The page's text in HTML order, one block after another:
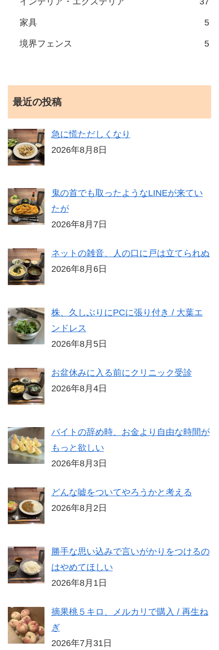
家具 5
境界フェンス 5
最近の投稿
急に慌ただしくなり
2026年8月8日
鬼の首でも取ったようなLINEが来てい
たが
2026年8月7日
ネットの雑音、人の口に戸は立てられぬ
2026年8月6日
株、久しぶりにPCに張り付き / 大葉エ
ンドレス
2026年8月5日
お盆休みに入る前にクリニック受診
2026年8月4日
バイトの辞め時、お金より自由な時間が
もっと欲しい
2026年8月3日
どんな嘘をついてやろうかと考える
2026年8月2日
勝手な思い込みで言いがかりをつけるの
はやめてほしい
2026年8月1日
摘果桃５キロ、メルカリで購入 / 再生ね
ぎ
2026年7月31日